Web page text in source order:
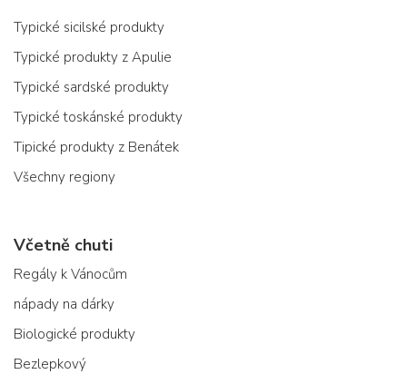
Typické sicilské produkty
Typické produkty z Apulie
Typické sardské produkty
Typické toskánské produkty
Tipické produkty z Benátek
Všechny regiony
Včetně chuti
Regály k Vánocům
nápady na dárky
Biologické produkty
Bezlepkový